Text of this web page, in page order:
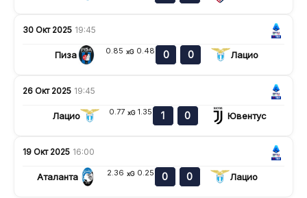
30 Окт 2025 19:45
Пиза 0.85 xG 0.48 0 0 Лацио
26 Окт 2025 19:45
Лацио 0.77 xG 1.35 1 0 Ювентус
19 Окт 2025 16:00
Аталанта 2.36 xG 0.25 0 0 Лацио